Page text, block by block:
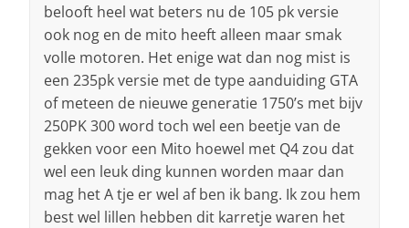
belooft heel wat beters nu de 105 pk versie
ook nog en de mito heeft alleen maar smak
volle motoren. Het enige wat dan nog mist is
een 235pk versie met de type aanduiding GTA
of meteen de nieuwe generatie 1750’s met bijv
250PK 300 word toch wel een beetje van de
gekken voor een Mito hoewel met Q4 zou dat
wel een leuk ding kunnen worden maar dan
mag het A tje er wel af ben ik bang. Ik zou hem
best wel lillen hebben dit karretje waren het